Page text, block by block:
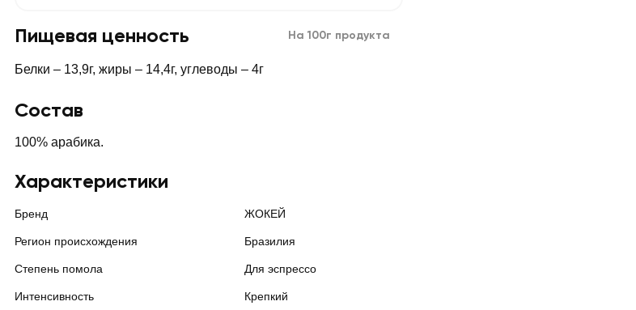
Пищевая ценность На 100г продукта
Белки – 13,9г, жиры – 14,4г, углеводы – 4г
Состав
100% арабика.
Характеристики
Бренд ЖОКЕЙ
Регион происхождения Бразилия
Степень помола Для эспрессо
Интенсивность Крепкий